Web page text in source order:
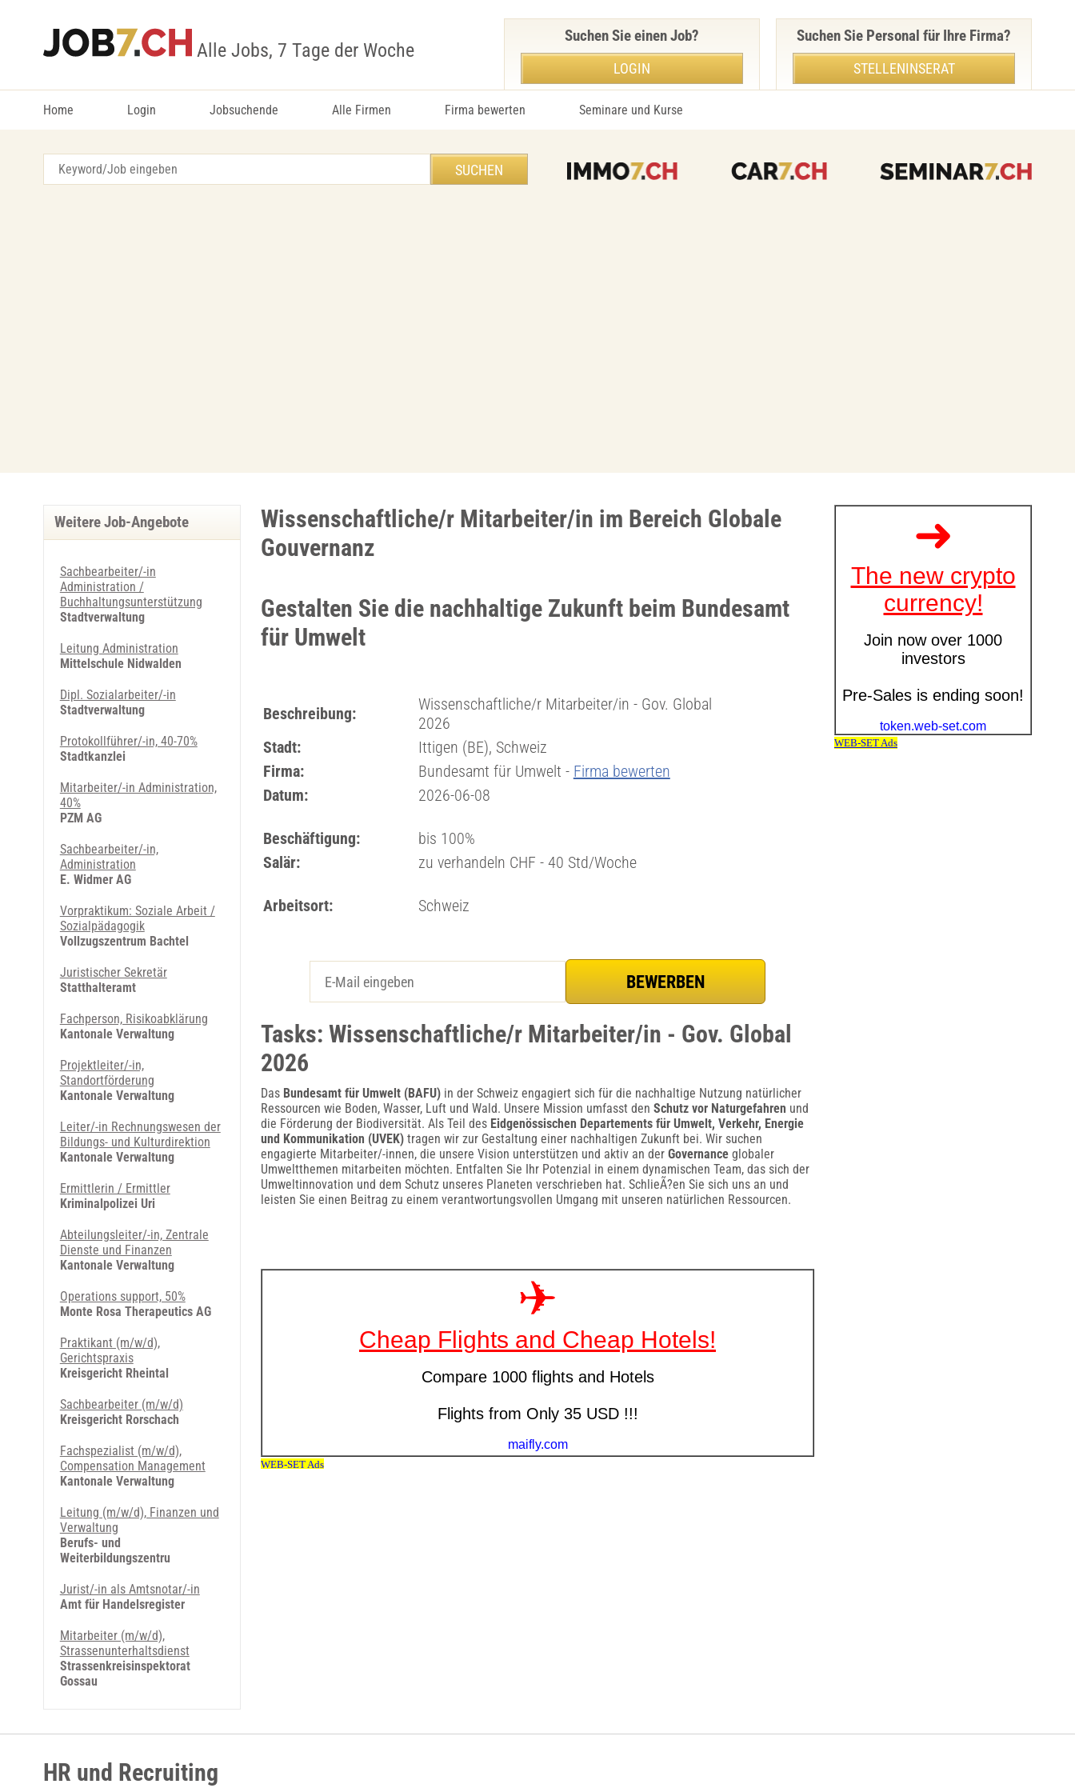
Alle Jobs, 7 Tage der Woche
Home Login Jobsuchende Alle Firmen Firma bewerten Seminare und Kurse
Suchen Sie einen Job?
LOGIN
Suchen Sie Personal für Ihre Firma?
STELLENINSERAT
Wissenschaftliche/r Mitarbeiter/in im Bereich Globale
Gouvernanz
Gestalten Sie die nachhaltige Zukunft beim Bundesamt
für Umwelt
Beschreibung:
Wissenschaftliche/r Mitarbeiter/in - Gov. Global
2026
Stadt:
Ittigen (BE), Schweiz
Firma:
Bundesamt für Umwelt - Firma bewerten
Datum:
2026-06-08
Beschäftigung:
bis 100%
Salär:
zu verhandeln CHF - 40 Std/Woche
Arbeitsort: Schweiz
Tasks: Wissenschaftliche/r Mitarbeiter/in - Gov. Global
2026
Das Bundesamt für Umwelt (BAFU)in der Schweiz engagiert sich für die nachhaltige Nutzung natürlicher
Ressourcen wie Boden, Wasser, Luft und Wald. Unsere Mission umfasst den Schutz vor Naturgefahren und
die Förderung der Biodiversität. Als Teil des Eidgenössischen Departements für Umwelt, Verkehr, Energie
und Kommunikation (UVEK)tragen wir zur Gestaltung einer nachhaltigen Zukunft bei. Wir suchen
engagierte Mitarbeiter/-innen, die unsere Vision unterstützen und aktiv an der Governanceglobaler
Umweltthemen mitarbeiten möchten. Entfalten Sie Ihr Potenzial in einem dynamischen Team, das sich der
Umweltinnovation und dem Schutz unseres Planeten verschrieben hat. SchlieÃ?en Sie sich uns an und
leisten Sie einen Beitrag zu einem verantwortungsvollen Umgang mit unseren natürlichen Ressourcen.
Weitere Job-Angebote
Sachbearbeiter/-in
Administration /
Buchhaltungsunterstützung
Stadtverwaltung
Leitung Administration
Mittelschule Nidwalden
Dipl. Sozialarbeiter/-in
Stadtverwaltung
Protokollführer/-in, 40-70%
Stadtkanzlei
Mitarbeiter/-in Administration,
40%
PZM AG
Sachbearbeiter/-in,
Administration
E. Widmer AG
Vorpraktikum: Soziale Arbeit /
Sozialpädagogik
Vollzugszentrum Bachtel
Juristischer Sekretär
Statthalteramt
Fachperson, Risikoabklärung
Kantonale Verwaltung
Projektleiter/-in,
Standortförderung
Kantonale Verwaltung
Leiter/-in Rechnungswesen der
Bildungs- und Kulturdirektion
Kantonale Verwaltung
Ermittlerin / Ermittler
Kriminalpolizei Uri
Abteilungsleiter/-in, Zentrale
Dienste und Finanzen
Kantonale Verwaltung
Operations support, 50%
Monte Rosa Therapeutics AG
Praktikant (m/w/d),
Gerichtspraxis
Kreisgericht Rheintal
Sachbearbeiter (m/w/d)
Kreisgericht Rorschach
Fachspezialist (m/w/d),
Compensation Management
Kantonale Verwaltung
Leitung (m/w/d), Finanzen und
Verwaltung
Berufs- und
Weiterbildungszentru
Jurist/-in als Amtsnotar/-in
Amt für Handelsregister
Mitarbeiter (m/w/d),
Strassenunterhaltsdienst
Strassenkreisinspektorat
Gossau
HR und Recruiting